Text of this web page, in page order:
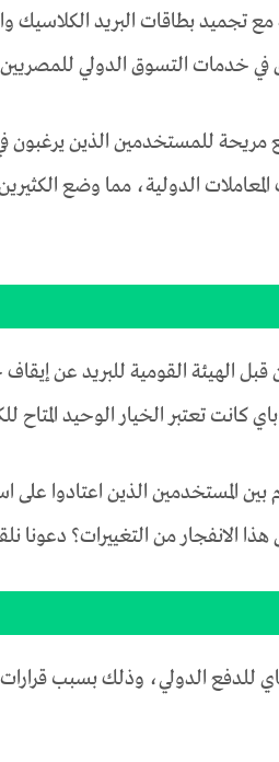
تجميد بطاقات البريد
في خدمات التسوق الدولي
مريحة للمستخدمين الذين يرغبون
الدولية، مما وضع
الهيئة القومية للبريد عن
كانت تعتبر الخيار الوحيد المتاح
بين المستخدمين الذين اعتادوا
الانفجار من التغييرات؟ دعونا
للدفع الدولي، وذلك بسبب قرارات